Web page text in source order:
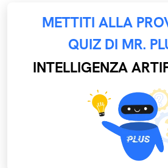
METTITI ALLA
QUIZ DI MR.
INTELLIGENZA